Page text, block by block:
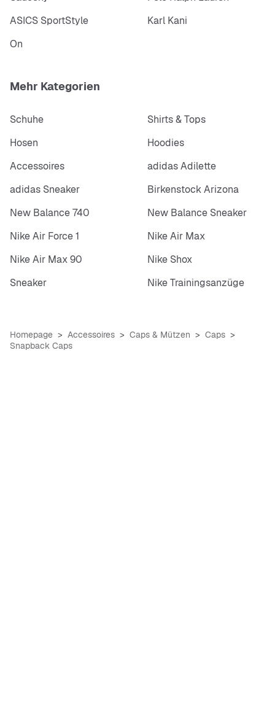
ASICS SportStyle
Karl Kani
On
Mehr Kategorien
Schuhe
Shirts & Tops
Hosen
Hoodies
Accessoires
adidas Adilette
adidas Sneaker
Birkenstock Arizona
New Balance 740
New Balance Sneaker
Nike Air Force 1
Nike Air Max
Nike Air Max 90
Nike Shox
Sneaker
Nike Trainingsanzüge
Homepage Accessoires Caps & Mützen
Caps
Snapback Caps